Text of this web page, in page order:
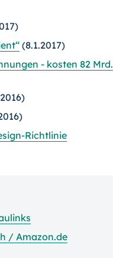
(8.1.2017)
- kosten 82 Mrd.
Richtlinie
/ Amazon.de